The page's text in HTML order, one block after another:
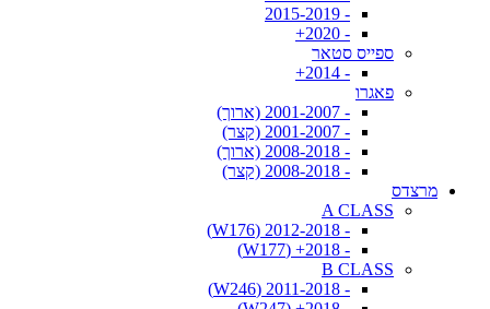
- 2015-2019
- 2020+
ספייס סטאר
- 2014+
פאגרו
- 2001-2007 (ארוך)
- 2001-2007 (קצר)
- 2008-2018 (ארוך)
- 2008-2018 (קצר)
מרצדס
A CLASS
- 2012-2018 (W176)
- 2018+ (W177)
B CLASS
- 2011-2018 (W246)